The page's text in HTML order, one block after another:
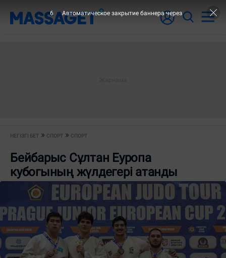
НЕГІЗГІ БЕТ СПОРТ СПОРТ
Бейбарыс Сұлтан Еуропа
кубогының жүлдегері атанды
6 Автоматическое закрытие баннера через